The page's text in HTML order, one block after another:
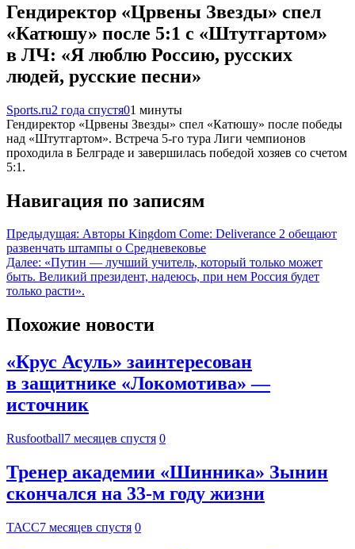
Гендиректор «Црвены Звезды» спел
«Катюшу» после 5:1 с «Штутгартом»
в ЛЧ: «Я люблю Россию, русских
людей, русские песни»
Sports.ru2 года спустя01 минуты
Гендиректор «Црвены Звезды» спел «Катюшу» после победы
над «Штутгартом». Встреча 5-го тура Лиги чемпионов
проходила в Белграде и завершилась победой хозяев со счетом
5:1.
Навигация по записям
Предыдущая: Авторы Kingdom Come: Deliverance 2 обещают
развенчать штампы о Средневековье
Далее: «Путин — лучший учитель, который только может
быть. Великий президент, надеюсь, при нем Россия будет
только расти».
Похожие новости
«Крус Асуль» заинтересован
в защитнике «Локомотива» —
источник
Rusfootball7 месяцев спустя 0
Тренер академии «Шинника» Зынин
скончался на 33-м году жизни
ТАСС7 месяцев спустя 0